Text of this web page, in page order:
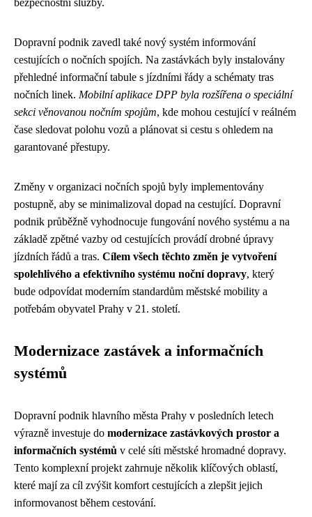
Dopravní podnik zavedl také nový systém informování
cestujících o nočních spojích. Na zastávkách byly instalovány
přehledné informační tabule s jízdními řády a schématy tras
nočních linek. Mobilní aplikace DPP byla rozšířena o speciální
sekci věnovanou nočním spojům, kde mohou cestující v reálném
čase sledovat polohu vozů a plánovat si cestu s ohledem na
garantované přestupy.
Změny v organizaci nočních spojů byly implementovány
postupně, aby se minimalizoval dopad na cestující. Dopravní
podnik průběžně vyhodnocuje fungování nového systému a na
základě zpětné vazby od cestujících provádí drobné úpravy
jízdních řádů a tras. Cílem všech těchto změn je vytvoření
spolehlivého a efektivního systému noční dopravy, který
bude odpovídat moderním standardům městské mobility a
potřebám obyvatel Prahy v 21. století.
Modernizace zastávek a informačních
systémů
Dopravní podnik hlavního města Prahy v posledních letech
výrazně investuje do modernizace zastávkových prostor a
informačních systémů v celé síti městské hromadné dopravy.
Tento komplexní projekt zahrnuje několik klíčových oblastí,
které mají za cíl zvýšit komfort cestujících a zlepšit jejich
informovanost během cestování.